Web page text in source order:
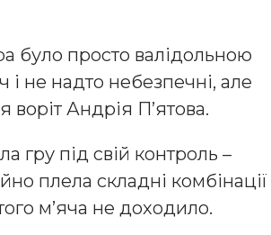
було просто валідольною
і не надто небезпечні, але
Андрія П’ятова.
гру під свій контроль –
плела складні комбінації
м’яча не доходило.